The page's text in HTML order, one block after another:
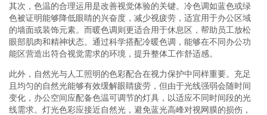
其次，色温的合理运用是改善视觉体验的关键。冷色调如蓝色或绿
色被证明能够降低眼睛的兴奋度，减少视疲劳，适宜用于办公区域
的墙面或装饰元素。而暖色调则更适合用于休息区，帮助员工放松
眼部肌肉和精神状态。通过科学搭配冷暖色调，能够在不同办公功
能区营造出符合视觉需求的环境，提升整体工作舒适感。
此外，自然光与人工照明的色彩配合在视力保护中同样重要。充足
且均匀的自然光能够有效缓解眼睛疲劳，但由于光线强弱会随时间
变化，办公空间应配备色温可调节的灯具，以适应不同时间段的光
线需求。灯光色彩应接近自然光，避免蓝光高峰对视网膜的损伤，